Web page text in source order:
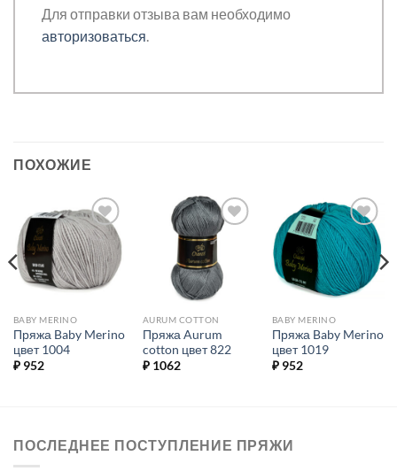
Для отправки отзыва вам необходимо
авторизоваться.
ПОХОЖИЕ
Добавить в
избранное.
BABY MERINO
Пряжа Baby Merino
цвет 1004
₽952
Добавить в
избранное.
AURUM COTTON
Пряжа Aurum
cotton цвет 822
₽1062
Добавить в
избранное.
BABY MERINO
Пряжа Baby Merino
цвет 1019
₽952
ПОСЛЕДНЕЕ ПОСТУПЛЕНИЕ ПРЯЖИ